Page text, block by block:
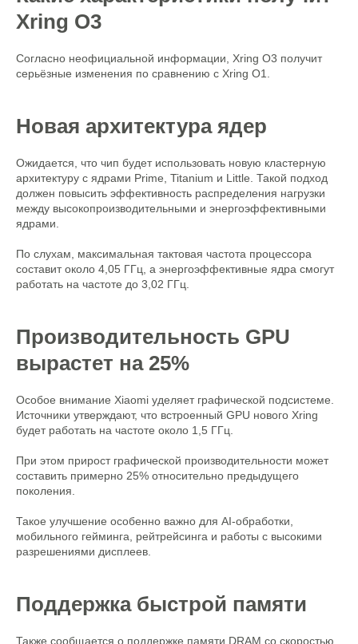
Xring O3
Согласно неофициальной информации, Xring O3 получит
серьёзные изменения по сравнению с Xring O1.
Новая архитектура ядер
Ожидается, что чип будет использовать новую кластерную
архитектуру с ядрами Prime, Titanium и Little. Такой подход
должен повысить эффективность распределения нагрузки
между высокопроизводительными и энергоэффективными
ядрами.
По слухам, максимальная тактовая частота процессора
составит около 4,05 ГГц, а энергоэффективные ядра смогут
работать на частоте до 3,02 ГГц.
Производительность GPU
вырастет на 25%
Особое внимание Xiaomi уделяет графической подсистеме.
Источники утверждают, что встроенный GPU нового Xring
будет работать на частоте около 1,5 ГГц.
При этом прирост графической производительности может
составить примерно 25% относительно предыдущего
поколения.
Такое улучшение особенно важно для AI-обработки,
мобильного гейминга, рейтрейсинга и работы с высокими
разрешениями дисплеев.
Поддержка быстрой памяти
Также сообщается о поддержке памяти DRAM со скоростью